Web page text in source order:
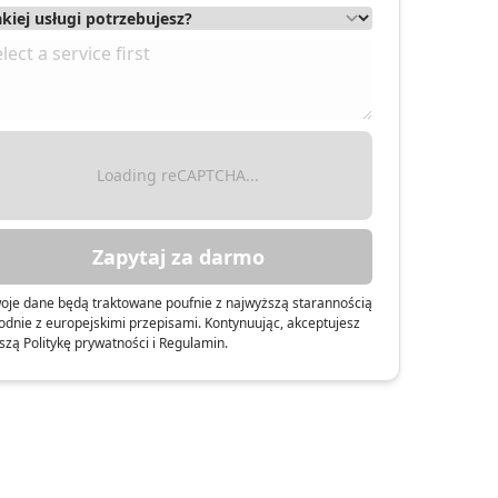
Orszak
Loading reCAPTCHA...
Zapytaj za darmo
dane będą traktowane poufnie z najwyższą starannością
z europejskimi przepisami. Kontynuując, akceptujesz
Politykę prywatności i Regulamin.